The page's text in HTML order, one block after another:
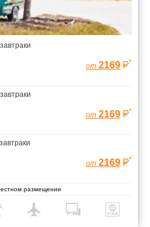
завтраки
от 2169 *
завтраки
от 2169 *
завтраки
от 2169 *
размещении